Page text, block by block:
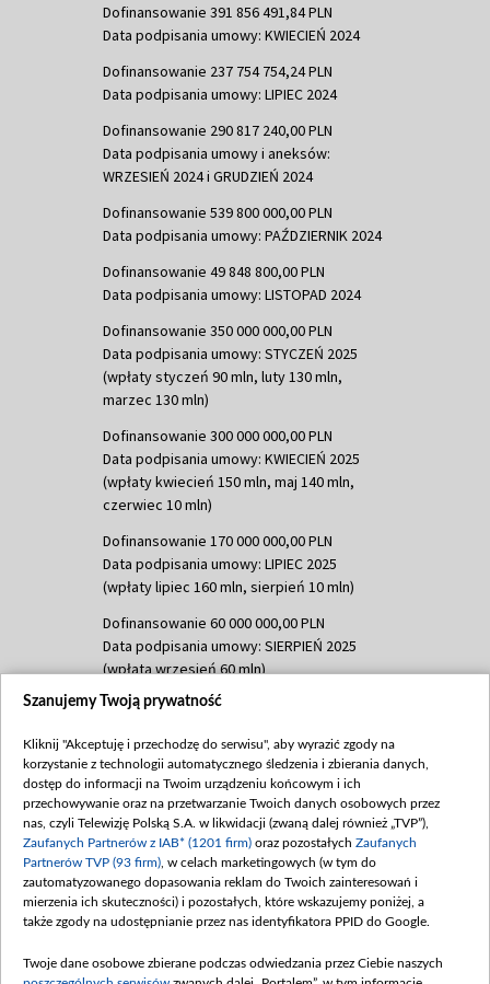
Dofinansowanie 391 856 491,84 PLN
Data podpisania umowy: KWIECIEŃ 2024
Dofinansowanie 237 754 754,24 PLN
Data podpisania umowy: LIPIEC 2024
Dofinansowanie 290 817 240,00 PLN
Data podpisania umowy i aneksów:
WRZESIEŃ 2024 i GRUDZIEŃ 2024
Dofinansowanie 539 800 000,00 PLN
Data podpisania umowy: PAŹDZIERNIK 2024
Dofinansowanie 49 848 800,00 PLN
Data podpisania umowy: LISTOPAD 2024
Dofinansowanie 350 000 000,00 PLN
Data podpisania umowy: STYCZEŃ 2025
(wpłaty styczeń 90 mln, luty 130 mln,
marzec 130 mln)
Dofinansowanie 300 000 000,00 PLN
Data podpisania umowy: KWIECIEŃ 2025
(wpłaty kwiecień 150 mln, maj 140 mln,
czerwiec 10 mln)
Dofinansowanie 170 000 000,00 PLN
Data podpisania umowy: LIPIEC 2025
(wpłaty lipiec 160 mln, sierpień 10 mln)
Dofinansowanie 60 000 000,00 PLN
Data podpisania umowy: SIERPIEŃ 2025
(wpłata wrzesień 60 mln)
Dofinansowanie 635 783 051,21 PLN
(wpłata wrzesień 100 mln, październik 350
mln, listopad 265 mln)
Dofinansowanie 48 862 000,00 PLN
Data podpisania umowy: GRUDZIEŃ 2025
(wpłata grudzień 60,548 mln)
Dofinansowanie 900 000 000,00 PLN
Data podpisania umowy: LUTY 2026 (wpłata
kwiecień 180 mln, 7 maja 180 mln, 8
Szanujemy Twoją prywatność
Kliknij "Akceptuję i przechodzę do serwisu", aby wyrazić zgody na
korzystanie z technologii automatycznego śledzenia i zbierania danych,
dostęp do informacji na Twoim urządzeniu końcowym i ich
przechowywanie oraz na przetwarzanie Twoich danych osobowych przez
nas, czyli Telewizję Polską S.A. w likwidacji (zwaną dalej również „TVP”),
Zaufanych Partnerów z IAB* (1201 firm) oraz pozostałych Zaufanych
Partnerów TVP (93 firm) , w celach marketingowych (w tym do
zautomatyzowanego dopasowania reklam do Twoich zainteresowań i
mierzenia ich skuteczności) i pozostałych, które wskazujemy poniżej, a
także zgody na udostępnianie przez nas identyfikatora PPID do Google.
Twoje dane osobowe zbierane podczas odwiedzania przez Ciebie naszych